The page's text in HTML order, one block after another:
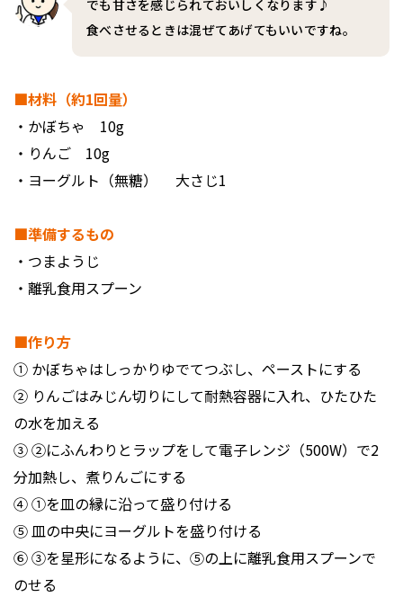
でも甘さを感じられておいしくなります♪
食べさせるときは混ぜてあげてもいいですね。
■材料（約1回量）
・かぼちゃ 10g
・りんご 10g
・ヨーグルト（無糖） 大さじ1
■準備するもの
・つまようじ
・離乳食用スプーン
■作り方
① かぼちゃはしっかりゆでてつぶし、ペーストにする
② りんごはみじん切りにして耐熱容器に入れ、ひたひた
の水を加える
③ ②にふんわりとラップをして電子レンジ（500W）で2
分加熱し、煮りんごにする
④ ①を皿の縁に沿って盛り付ける
⑤ 皿の中央にヨーグルトを盛り付ける
⑥ ③を星形になるように、⑤の上に離乳食用スプーンで
のせる